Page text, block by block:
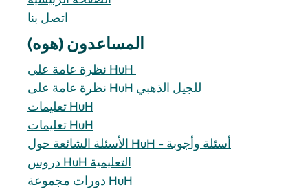
المساعدون (هوه)
نظرة عامة على HuH
نظرة عامة على HuH للجيل الذهبي
تعليمات HuH
تعليمات HuH
الأسئلة الشائعة حول HuH - أسئلة وأجوبة
دروس HuH التعليمية
دورات مجموعة HuH